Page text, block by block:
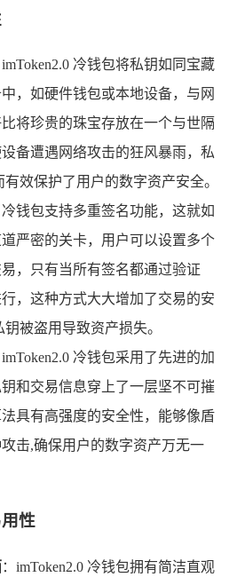
imToken2.0 冷钱包将私钥如同宝藏
，如硬件钱包或本地设备，与网
将珍贵的珠宝存放在一个与世隔
备遭遇网络攻击的狂风暴雨，私
效保护了用户的数字资产安全。
冷钱包支持多重签名功能，这就如
严密的关卡，用户可以设置多个
，只有当所有签名都通过验证
，这种方式大大增加了交易的安
被盗用导致资产损失。
imToken2.0 冷钱包采用了先进的加
和交易信息穿上了一层坚不可摧
具有高强度的安全性，能够像盾
击,确保用户的数字资产万无一
性
：imToken2.0 冷钱包拥有简洁直观